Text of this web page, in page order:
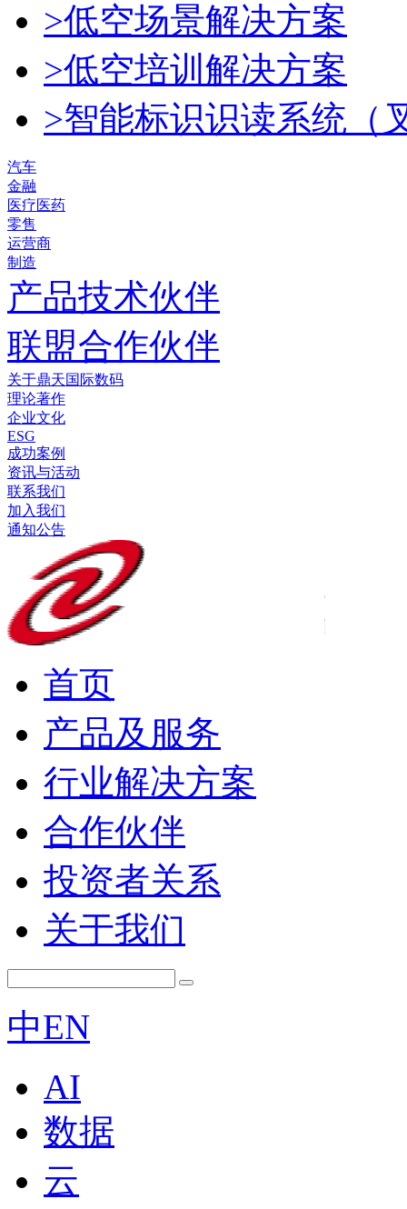
>低空场景解决方案
>低空培训解决方案
>智能标识识读系统（
汽车
金融
医疗医药
零售
运营商
制造
产品技术伙伴
联盟合作伙伴
关于鼎天国际数码
理论著作
企业文化
ESG
成功案例
资讯与活动
联系我们
加入我们
通知公告
首页
产品及服务
行业解决方案
合作伙伴
投资者关系
关于我们
中EN
AI
数据
云